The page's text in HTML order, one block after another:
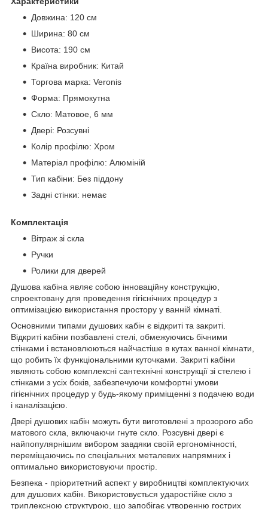
Довжина: 120 см
Ширина: 80 см
Висота: 190 см
Країна виробник: Китай
Торгова марка: Veronis
Форма: Прямокутна
Скло: Матовое, 6 мм
Двері: Розсувні
Колір профілю: Хром
Матеріал профілю: Алюміній
Тип кабіни: Без піддону
Задні стінки: немає
Комплектація
Вітраж зі скла
Ручки
Ролики для дверей
Душова кабіна являє собою інноваційну конструкцію,
спроектовану для проведення гігієнічних процедур з
оптимізацією використання простору у ванній кімнаті.
Основними типами душових кабін є відкриті та закриті.
Відкриті кабіни позбавлені стелі, обмежуючись бічними
стінками і встановлюються найчастіше в кутах ванної кімнати,
що робить їх функціональними куточками. Закриті кабіни
являють собою комплексні сантехнічні конструкції зі стелею і
стінками з усіх боків, забезпечуючи комфортні умови
гігієнічних процедур у будь-якому приміщенні з подачею води
і каналізацією.
Двері душових кабін можуть бути виготовлені з прозорого або
матового скла, включаючи гнуте скло. Розсувні двері є
найпопулярнішим вибором завдяки своїй ергономічності,
переміщаючись по спеціальних металевих напрямних і
оптимально використовуючи простір.
Безпека - пріоритетний аспект у виробництві комплектуючих
для душових кабін. Використовується ударостійке скло з
триплексною структурою, що запобігає утворенню гострих